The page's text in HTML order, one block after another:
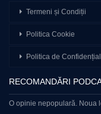
🔛 Gândul –
🔔 Abonează-te pentru
source
Termeni și Condiții
Politica Cookie
Politica de
RECOMANDĂRI
O opinie nepopulară. Noua